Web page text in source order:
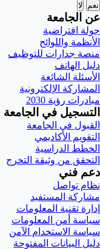
نعم لا
عن الجامعة
جولة افتراضية
الأنظمة واللوائح
منصة جدارات للتوظيف
دليل الهاتف
الأسئلة الشائعة
المشاركة الإلكترونية
مبادرات رؤية 2030
التسجيل في الجامعة
القبول في الجامعة
التقويم الأكاديمي
الخطط الدراسية
التحقق من وثيقة التخرج
دعم فني
نظام تواصل
مشاركة المستفيد
إدارة تقنية المعلومات
سياسة أمن المعلومات
سياسة الاستخدام الآمن
دليل البيانات المفتوحة